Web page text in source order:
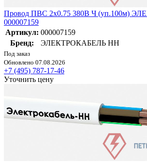
Провод ПВС 2х0.75 380В Ч (уп.100м)
000007159
Артикул: 000007159
Бренд:
ЭЛЕКТРОКАБЕЛЬ НН
Под заказ
Обновлено 07.08.2026
+7 (495) 787-17-46
Уточнить цену